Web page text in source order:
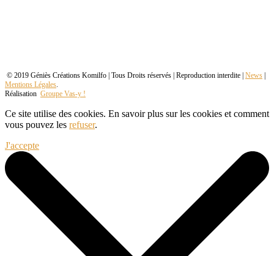
© 2019 Géniès Créations Komilfo | Tous Droits réservés | Reproduction interdite | News |
Mentions Légales
Réalisation Groupe Vas-y !
Ce site utilise des cookies. En savoir plus sur les cookies et comment
vous pouvez les refuser.
J'accepte